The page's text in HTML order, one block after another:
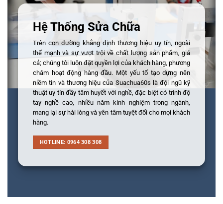
Hệ Thống Sửa Chữa
Trên con đường khẳng định thương hiệu uy tín, ngoài
thế mạnh và sự vượt trội về chất lượng sản phẩm, giá
cả; chúng tôi luôn đặt quyền lợi của khách hàng, phương
châm hoạt động hàng đầu. Một yếu tố tạo dựng nên
niềm tin và thương hiệu của Suachua60s là đội ngũ kỹ
thuật uy tín đầy tâm huyết với nghề, đặc biệt có trình độ
tay nghề cao, nhiều năm kinh nghiệm trong ngành,
mang lại sự hài lòng và yên tâm tuyệt đối cho mọi khách
hàng.
HOTLINE: 0964 308 308